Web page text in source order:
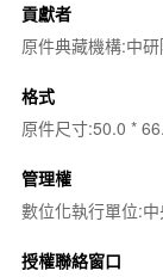
貢獻者
原件典藏機構:中
格式
原件尺寸:50.0 *
管理權
數位化執行單位:
授權聯絡窗口